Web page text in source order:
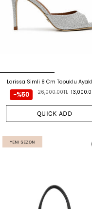
Larissa Simli 8 Cm Topuklu
26,000.00TL
-%50
QUICK ADD
YENI SEZON